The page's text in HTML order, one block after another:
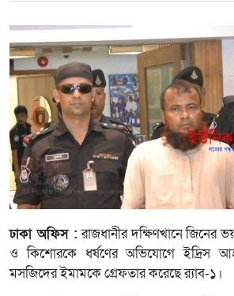
ঢাকা অফিস : রাজধানীর দক্ষিণখানে জিনের
ও কিশোরকে ধর্ষণের অভিযোগে ইদ্রিস
মসজিদের ইমামকে গ্রেফতার করেছে র‌্যাব-১।